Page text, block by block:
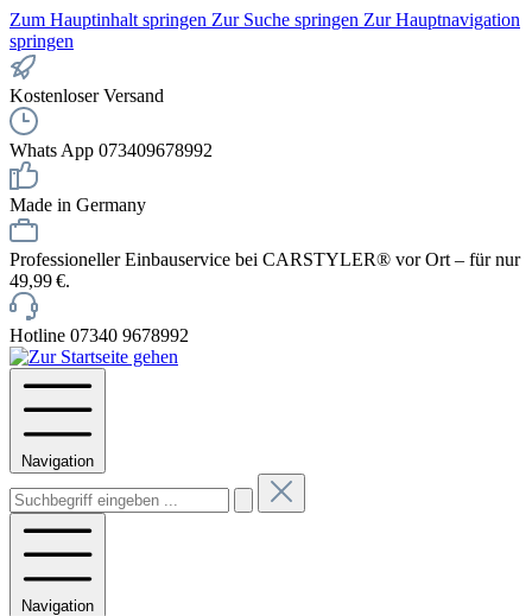
Zum Hauptinhalt springen Zur Suche springen Zur Hauptnavigation
springen
Kostenloser Versand
Whats App 073409678992
Made in Germany
Professioneller Einbauservice bei CARSTYLER® vor Ort – für nur
49,99 €.
Hotline 07340 9678992
Navigation
Navigation